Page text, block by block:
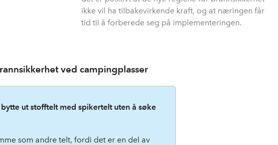
ikke vil ha tilbakevirkende kraft, og at næringen får
tid til å forberede seg på implementeringen.
ved campingplasser
ut stofftelt med spikertelt uten å søke
som andre telt, fordi det er en del av